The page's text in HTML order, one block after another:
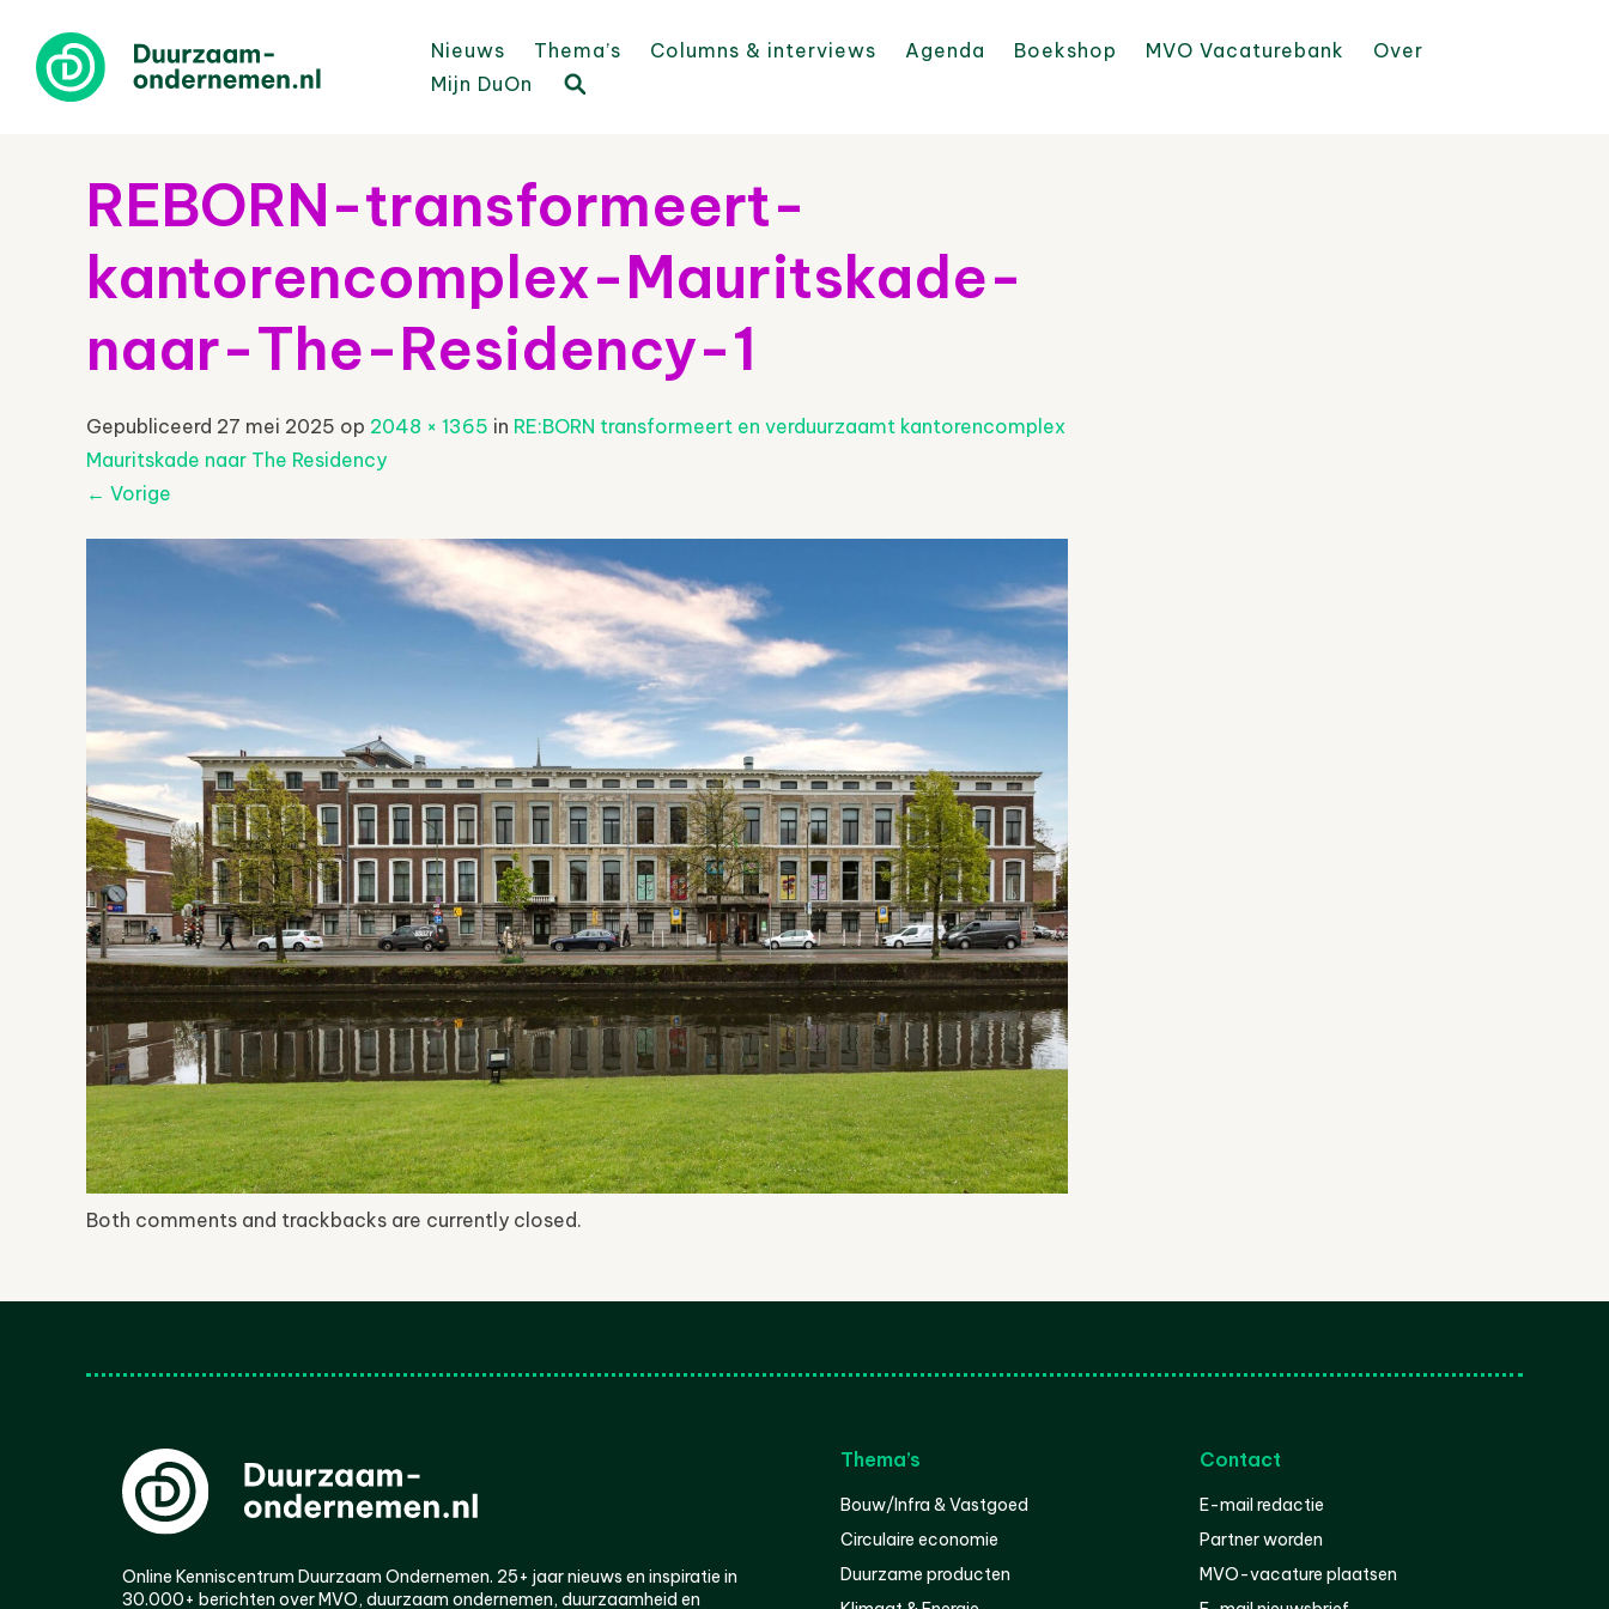
Nieuws Thema’s Columns & interviews Agenda Boekshop MVO Vacaturebank
Over
Mijn DuOn
REBORN-transformeert-
kantorencomplex-Mauritskade-
naar-The-Residency-1
Gepubliceerd 27 mei 2025 op 2048 × 1365 in RE:BORN transformeert en verduurzaamt kantorencomplex
Mauritskade naar The Residency
← Vorige
Both comments and trackbacks are currently closed.
Online Kenniscentrum Duurzaam Ondernemen. 25+ jaar nieuws en inspiratie in
30.000+ berichten over MVO, duurzaam ondernemen, duurzaamheid en
Thema’s
Bouw/Infra & Vastgoed
Circulaire economie
Duurzame producten
Contact
E-mail redactie
Partner worden
MVO-vacature plaatsen